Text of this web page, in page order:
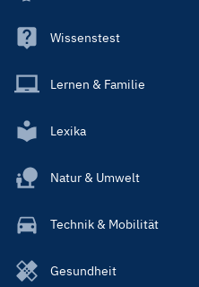
Wissenstest
Lernen & Familie
Lexika
Natur & Umwelt
Technik & Mobilität
Gesundheit